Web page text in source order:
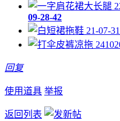
09-28-42
回复
使用道具 举报
返回列表